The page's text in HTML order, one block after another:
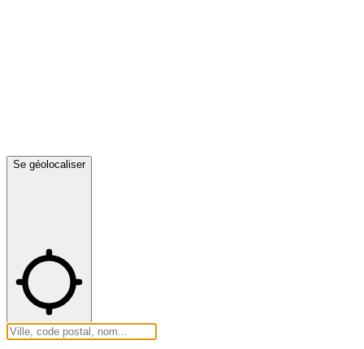
Se géolocaliser